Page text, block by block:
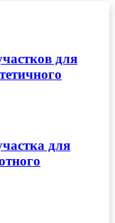
для
для